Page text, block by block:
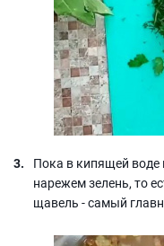
Пока в кипящей воде
нарежем зелень, то
щавель - самый